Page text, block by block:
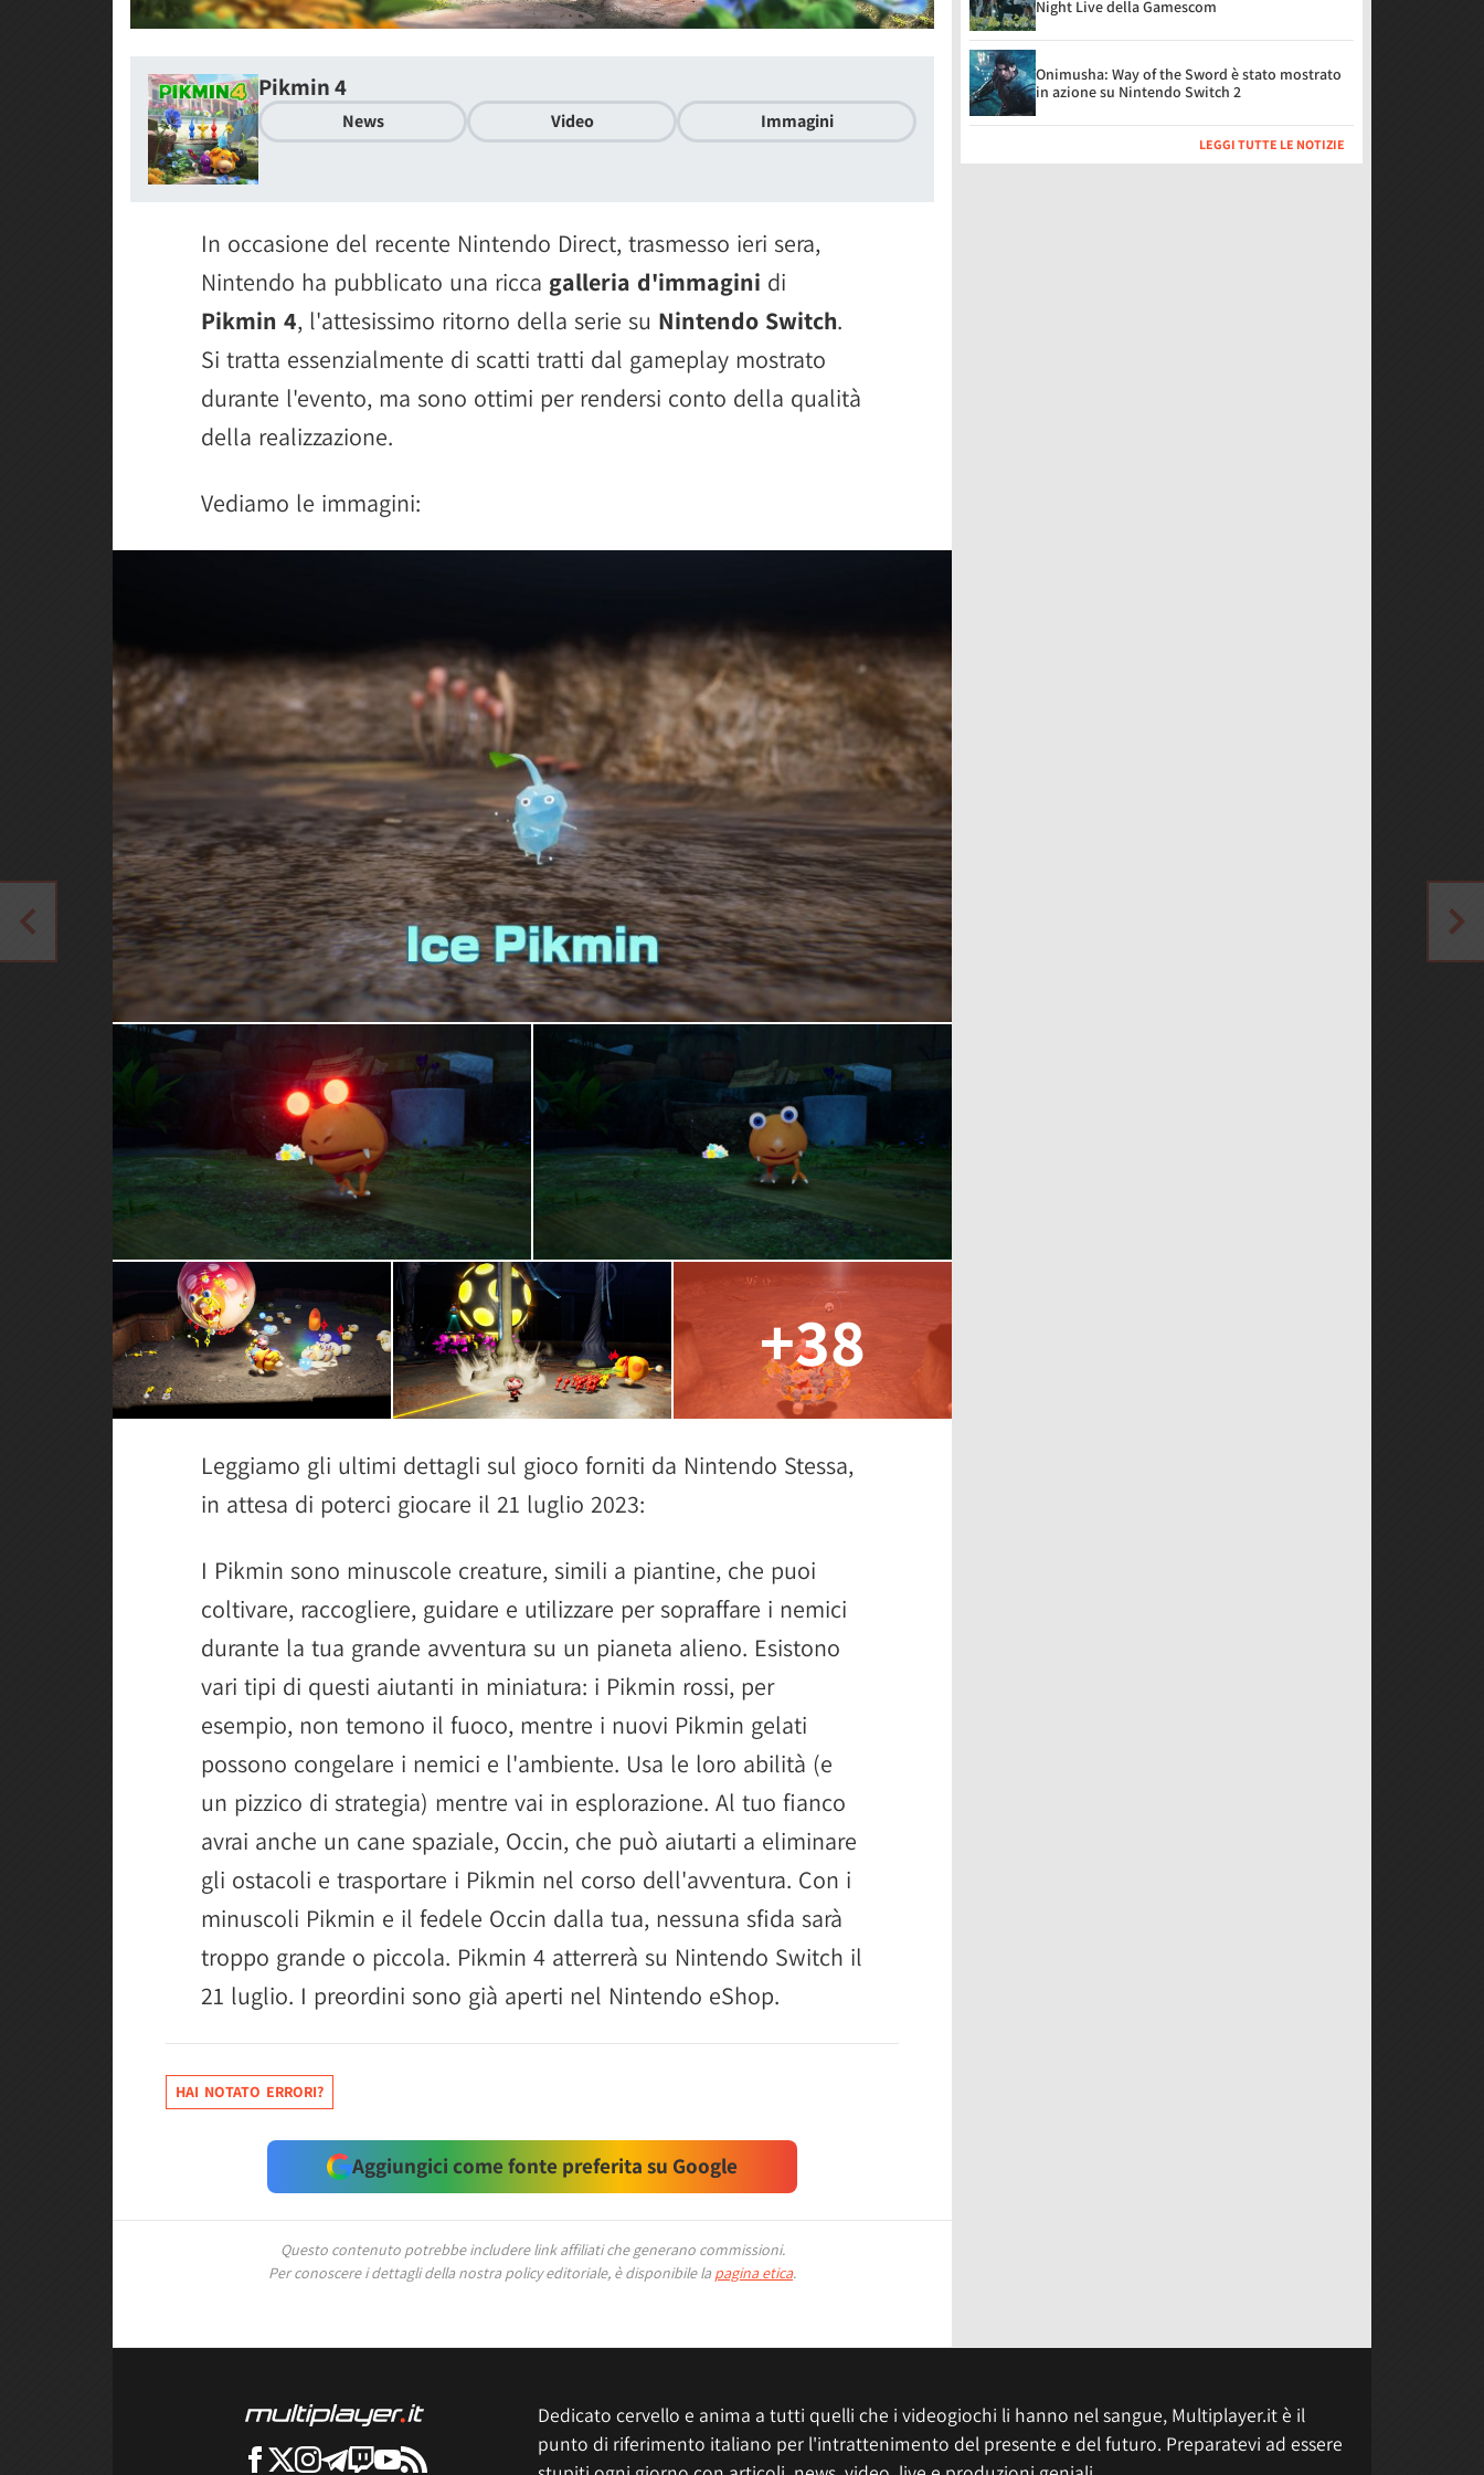
Pikmin 4
News Video Immagini
In occasione del recente Nintendo Direct, trasmesso ieri sera,
Nintendo ha pubblicato una ricca galleria d'immagini di
Pikmin 4, l'attesissimo ritorno della serie su Nintendo Switch.
Si tratta essenzialmente di scatti tratti dal gameplay mostrato
durante l'evento, ma sono ottimi per rendersi conto della qualità
della realizzazione.
Vediamo le immagini:
+38
Leggiamo gli ultimi dettagli sul gioco forniti da Nintendo Stessa,
in attesa di poterci giocare il 21 luglio 2023:
I Pikmin sono minuscole creature, simili a piantine, che puoi
coltivare, raccogliere, guidare e utilizzare per sopraffare i nemici
durante la tua grande avventura su un pianeta alieno. Esistono
vari tipi di questi aiutanti in miniatura: i Pikmin rossi, per
esempio, non temono il fuoco, mentre i nuovi Pikmin gelati
possono congelare i nemici e l'ambiente. Usa le loro abilità (e
un pizzico di strategia) mentre vai in esplorazione. Al tuo fianco
avrai anche un cane spaziale, Occin, che può aiutarti a eliminare
gli ostacoli e trasportare i Pikmin nel corso dell'avventura. Con i
minuscoli Pikmin e il fedele Occin dalla tua, nessuna sfida sarà
troppo grande o piccola. Pikmin 4 atterrerà su Nintendo Switch il
21 luglio. I preordini sono già aperti nel Nintendo eShop.
HAI NOTATO ERRORI?
Aggiungici come fonte preferita su Google
Questo contenuto potrebbe includere link affiliati che generano commissioni.
Per conoscere i dettagli della nostra policy editoriale, è disponibile la pagina etica.
Night Live della Gamescom
Onimusha: Way of the Sword è stato mostrato
in azione su Nintendo Switch 2
LEGGI TUTTE LE NOTIZIE
Dedicato cervello e anima a tutti quelli che i videogiochi li hanno nel sangue, Multiplayer.it è il
punto di riferimento italiano per l'intrattenimento del presente e del futuro. Preparatevi ad essere